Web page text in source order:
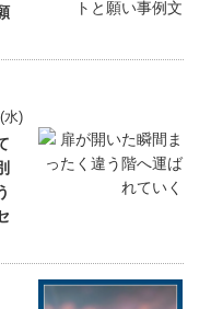
水)